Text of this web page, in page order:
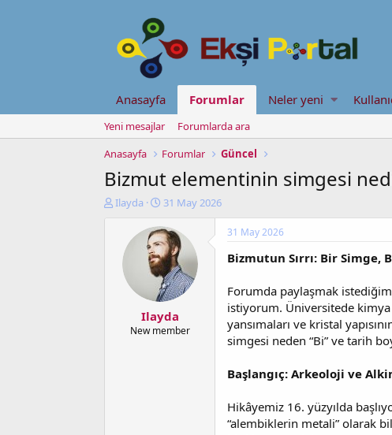
Anasayfa Forumlar Neler yeni
Yeni mesajlar
Forumlarda ara
Anasayfa
Forumlar Güncel
Bizmut elementinin simgesi
K
Ilayda
B
ş
l
a
n
g
ı
ç
t
31 May 2026
Ilayda
New member
31 May 2026
Bizmutun Sırrı: Bir Simge,
Forumda paylaşmak
istiyorum. Üniversitede kimya
yansımaları ve kristal
simgesi neden “Bi” ve tarih
Başlangıç: Arkeoloji ve
Hikâyemiz 16. yüzyılda
“alembiklerin metali” olarak